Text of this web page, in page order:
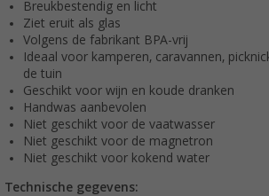
Breukbestendig en licht
Ziet eruit als glas
Volgens de fabrikant BPA-vrij
Ideaal voor kamperen, caravannen,
de tuin
Geschikt voor wijn en koude dranken
Handwas aanbevolen
Niet geschikt voor de vaatwasser
Niet geschikt voor de magnetron
Niet geschikt voor kokend water
Technische gegevens: